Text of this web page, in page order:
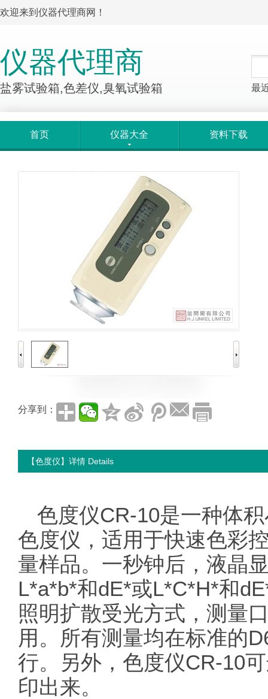
欢迎来到仪器代理商网！
仪器代理商
盐雾试验箱,色差仪,臭氧试验箱 最
首页 仪器大全 资料下载
分享到：
【色度仪】详情 Details
色度仪CR-10是一种体
色度仪，适用于快速色彩
量样品。一秒钟后，液晶
L*a*b*和dE*或L*C*H*和
照明扩散受光方式，测量
用。所有测量均在标准的
行。另外，色度仪CR-10
印出来。